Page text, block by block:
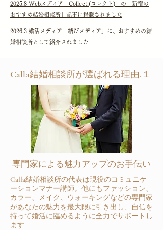
2025.8 Webメディア「Collect.(コレクト)」の「新宿の
おすすめ結婚相談所」記事に掲載されました
2026.3 婚活メディア「結びメディア」に、おすすめの結
婚相談所として紹介されました
Calla結婚相談所が選ばれる理由.１
専門家による魅力アップのお手伝い
Calla結婚相談所の代表は現役のコミュニケ
ーションマナー講師。他にもファッション、
カラー、メイク、ウォーキングなどの専門家
があなたの魅力を最大限に引き出し、自信を
持って婚活に臨めるように全力でサポートし
ます